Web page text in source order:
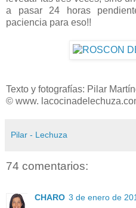
a pasar 24 horas
paciencia para eso!!
Texto y fotografías: Pilar
© www.
Pilar - Lechuza
74 comentarios:
CHARO 3 de enero de